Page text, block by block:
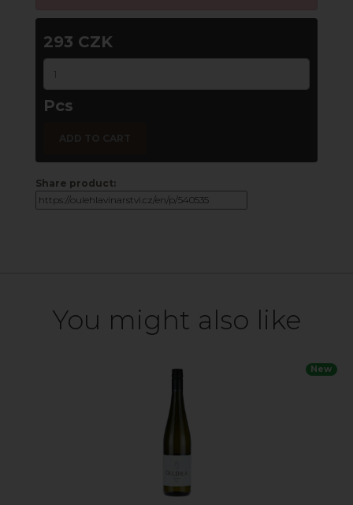
293 CZK
Pcs
Share product:
You might also like
New